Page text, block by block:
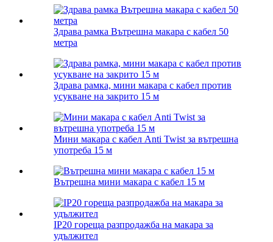
Здрава рамка Вътрешна макара с кабел 50
метра
Здрава рамка, мини макара с кабел против
усукване на закрито 15 м
Мини макара с кабел Anti Twist за вътрешна
употреба 15 м
Вътрешна мини макара с кабел 15 м
IP20 гореща разпродажба на макара за
удължител